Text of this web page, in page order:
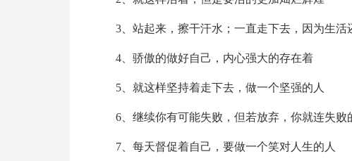
3、站起来，擦干汗水；一直走下去，因为生活
4、骄傲的做好自己，内心强大的存在着
5、就这样坚持着走下去，做一个坚强的人
6、继续你有可能失败，但若放弃，你就连失败
7、每天督促着自己，要做一个笑对人生的人